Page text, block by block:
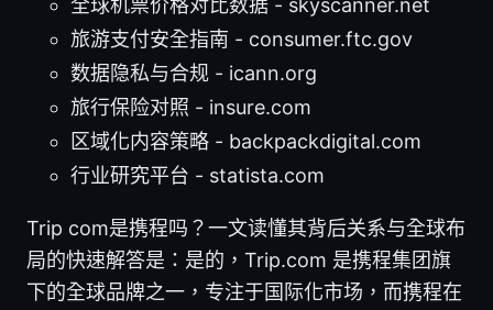
旅游支付安全指南 - consumer.ftc.gov
数据隐私与合规 - icann.org
旅行保险对照 - insure.com
区域化内容策略 - backpackdigital.com
行业研究平台 - statista.com
Trip com是携程吗？一文读懂其背后关系与全球布
局的快速解答是：是的，Trip.com 是携程集团旗
下的全球品牌之一，专注于国际化市场，而携程在